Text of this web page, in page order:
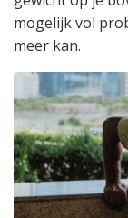
mogelijk vol
meer kan.